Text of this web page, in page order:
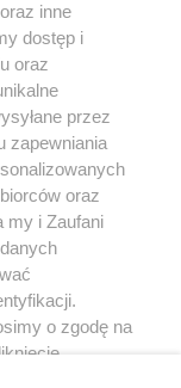
powielany i
sposób (w
polu
w Internecie
lub
prawa, tzn.
i może być ścigane
inne
dostęp i
oraz
przez
zapewniania
oraz
my i Zaufani
o zgodę na